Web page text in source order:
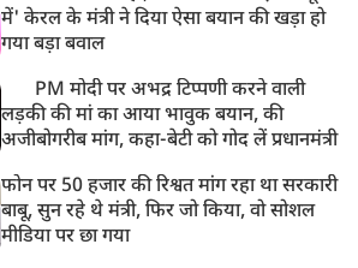
में' केरल के मंत्री ने दिया ऐसा बयान की खड़ा हो
गया बड़ा बवाल
PM मोदी पर अभद्र टिप्पणी करने वाली
लड़की की मां का आया भावुक बयान, की
अजीबोगरीब मांग, कहा-बेटी को गोद लें प्रधानमंत्री
फोन पर 50 हजार की रिश्वत मांग रहा था सरकारी
बाबू, सुन रहे थे मंत्री, फिर जो किया, वो सोशल
मीडिया पर छा गया